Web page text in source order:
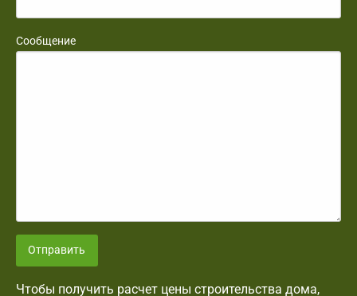
Сообщение
Отправить
Чтобы получить расчет цены строительства дома,